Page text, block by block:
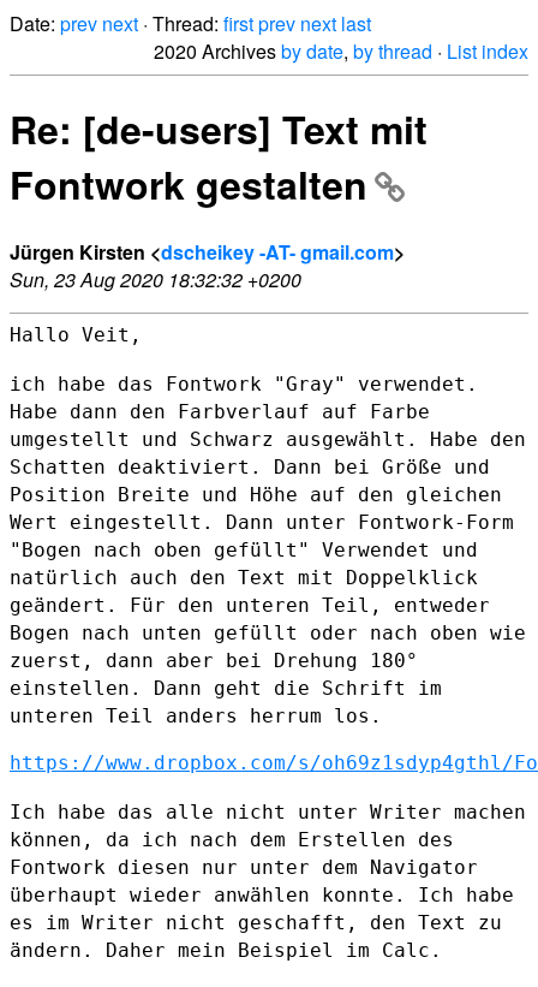
Date: prev next · Thread: firstprev next last
2020 Archivesby date, by thread · List index
Re: [de-users] Text mit
Fontwork gestalten
Jürgen Kirsten <dscheikey -AT- gmail.com>
Sun, 23 Aug 2020 18:32:32 +0200
Hallo Veit,
ich habe das Fontwork "Gray" verwendet.
Habe dann den Farbverlauf auf Farbe
umgestellt und Schwarz ausgewählt. Habe den
Schatten deaktiviert. Dann bei Größe und
Position Breite und Höhe auf den gleichen
Wert eingestellt. Dann unter Fontwork-Form
"Bogen nach oben gefüllt" Verwendet und
natürlich auch den Text mit Doppelklick
geändert. Für den unteren Teil, entweder
Bogen nach unten gefüllt oder nach oben wie
zuerst, dann aber bei Drehung 180°
einstellen. Dann geht die Schrift im
unteren Teil anders herrum los.
https://www.dropbox.com/s/oh69z1sdyp4gthl/
Ich habe das alle nicht unter Writer machen
können, da ich nach dem Erstellen des
Fontwork diesen nur unter dem Navigator
überhaupt wieder anwählen konnte. Ich habe
es im Writer nicht geschafft, den Text zu
ändern. Daher mein Beispiel im Calc.